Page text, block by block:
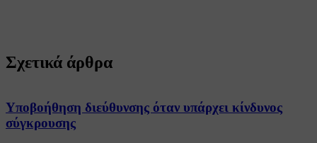
Σχετικά άρθρα
Υποβοήθηση διεύθυνσης όταν υπάρχει κίνδυνος
σύγκρουσης